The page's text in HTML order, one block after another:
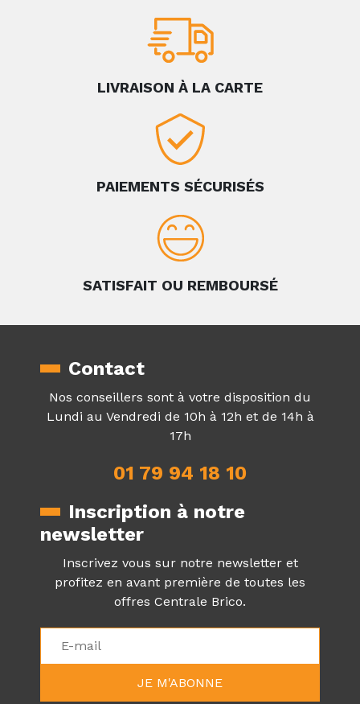
LIVRAISON À LA CARTE
PAIEMENTS SÉCURISÉS
SATISFAIT OU REMBOURSÉ
Contact
Nos conseillers sont à votre disposition du
Lundi au Vendredi de 10h à 12h et de 14h à
17h
01 79 94 18 10
Inscription à notre
newsletter
Inscrivez vous sur notre newsletter et
profitez en avant première de toutes les
offres Centrale Brico.